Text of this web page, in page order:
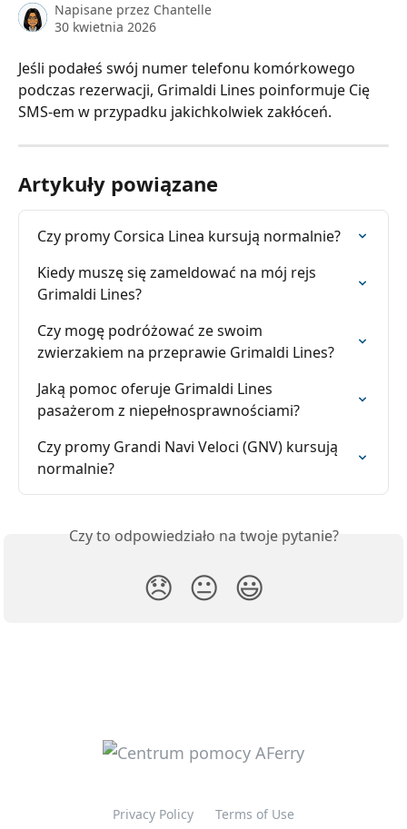
Napisane przez Chantelle
30 kwietnia 2026
Jeśli podałeś swój numer telefonu komórkowego
podczas rezerwacji, Grimaldi Lines poinformuje Cię
SMS-em w przypadku jakichkolwiek zakłóceń.
Artykuły powiązane
Czy promy Corsica Linea kursują normalnie?
Kiedy muszę się zameldować na mój rejs
Grimaldi Lines?
Czy mogę podróżować ze swoim
zwierzakiem na przeprawie Grimaldi Lines?
Jaką pomoc oferuje Grimaldi Lines
pasażerom z niepełnosprawnościami?
Czy promy Grandi Navi Veloci (GNV) kursują
normalnie?
Czy to odpowiedziało na twoje pytanie?
😞 😐 😃
Privacy Policy Terms of Use